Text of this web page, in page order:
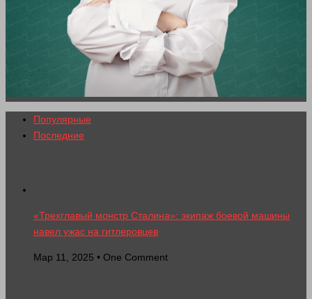
Популярные
Последние
«Трехглавый монстр Сталина»: экипаж боевой машины
навел ужас на гитлеровцев
Мар 11, 2025 • One Comment